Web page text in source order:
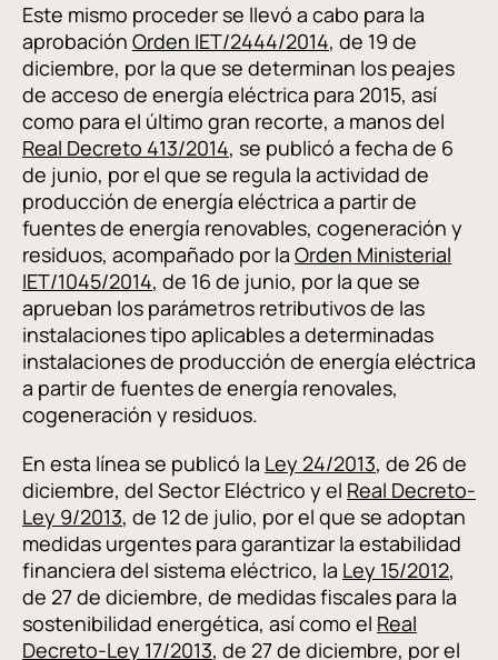
Este mismo proceder se llevó a cabo para la
aprobación Orden IET/2444/2014, de 19 de
diciembre, por la que se determinan los peajes
de acceso de energía eléctrica para 2015, así
como para el último gran recorte, a manos del
Real Decreto 413/2014, se publicó a fecha de 6
de junio, por el que se regula la actividad de
producción de energía eléctrica a partir de
fuentes de energía renovables, cogeneración y
residuos, acompañado por la Orden Ministerial
IET/1045/2014, de 16 de junio, por la que se
aprueban los parámetros retributivos de las
instalaciones tipo aplicables a determinadas
instalaciones de producción de energía eléctrica
a partir de fuentes de energía renovales,
cogeneración y residuos.
En esta línea se publicó la Ley 24/2013, de 26 de
diciembre, del Sector Eléctrico y el Real Decreto-
Ley 9/2013, de 12 de julio, por el que se adoptan
medidas urgentes para garantizar la estabilidad
financiera del sistema eléctrico, la Ley 15/2012,
de 27 de diciembre, de medidas fiscales para la
sostenibilidad energética, así como el Real
Decreto-Ley 17/2013, de 27 de diciembre, por el